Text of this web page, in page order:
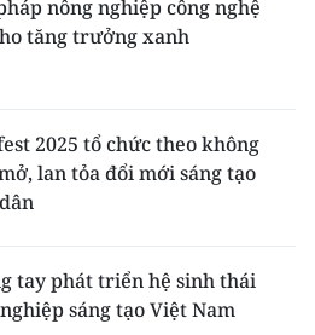
nông nghiệp công nghệ
tăng trưởng xanh
2025 tổ chức theo không
lan tỏa đổi mới sáng tạo
tay phát triển hệ sinh thái
sáng tạo Việt Nam